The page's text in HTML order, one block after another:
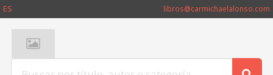
ES libros@carmichaelalonso.com